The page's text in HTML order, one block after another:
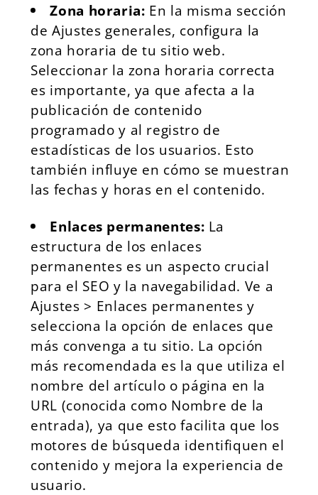
Zona horaria: En la misma sección
de Ajustes generales, configura la
zona horaria de tu sitio web.
Seleccionar la zona horaria correcta
es importante, ya que afecta a la
publicación de contenido
programado y al registro de
estadísticas de los usuarios. Esto
también influye en cómo se muestran
las fechas y horas en el contenido.
Enlaces permanentes: La
estructura de los enlaces
permanentes es un aspecto crucial
para el SEO y la navegabilidad. Ve a
Ajustes > Enlaces permanentes y
selecciona la opción de enlaces que
más convenga a tu sitio. La opción
más recomendada es la que utiliza el
nombre del artículo o página en la
URL (conocida como Nombre de la
entrada), ya que esto facilita que los
motores de búsqueda identifiquen el
contenido y mejora la experiencia de
usuario.